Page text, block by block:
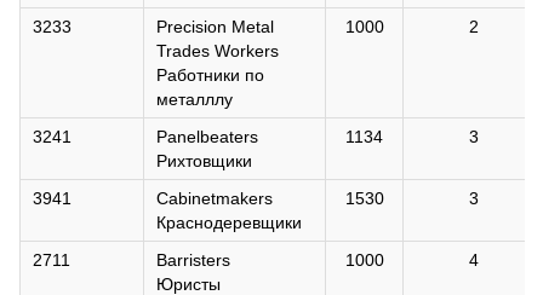
3233
Precision Metal
Trades Workers
Работники по
металллу
1000 2
3241
Panelbeaters
Рихтовщики
1134 3
3941
Cabinetmakers
Краснодеревщики
1530 3
2711
Barristers
Юристы
1000 4